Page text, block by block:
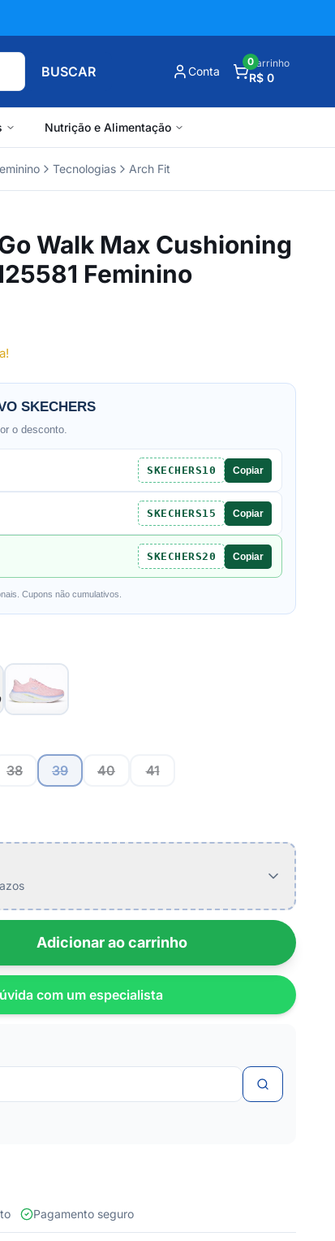
BUSCAR Conta
Carrinho
R$ 0
0
Nutrição e Alimentação
Tecnologias Arch Fit
Walk Max Cushioning
Feminino
SKECHERS
o desconto.
SKECHERS10 Copiar
SKECHERS15 Copiar
SKECHERS20 Copiar
Cupons não cumulativos.
38 39 40 41
Adicionar ao carrinho
com um especialista
Pagamento seguro